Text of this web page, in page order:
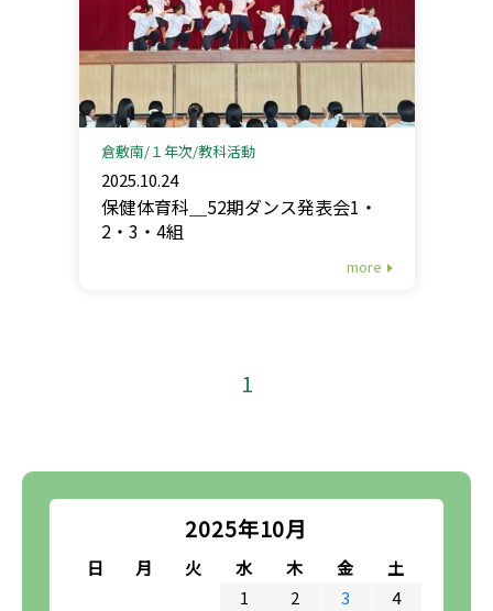
2025年10月
日 月 火 水 木 金
土
1
2 3
4
倉敷南 １年次 教科活動
2025.10.24
保健体育科＿52期ダンス発表会1・
2・3・4組
more
1